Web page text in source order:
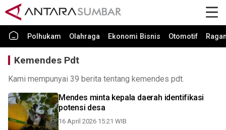
Polhukam Olahraga Ekonomi Bisnis Otomotif
Kemendes Pdt
Kami mempunyai 39 berita tentang kemendes pdt.
Mendes minta kepala daerah identifikasi
potensi desa
16 April 2026 15:21 WIB